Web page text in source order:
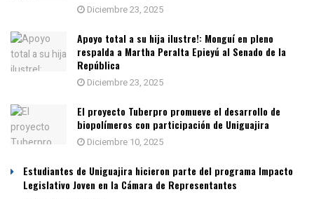
Diciembre 23, 2025
Apoyo total a su hija ilustre!: Monguí en pleno
respalda a Martha Peralta Epieyú al Senado de la
República
Diciembre 23, 2025
El proyecto Tuberpro promueve el desarrollo de
biopolímeros con participación de Uniguajira
Diciembre 10, 2025
Estudiantes de Uniguajira hicieron parte del programa Impacto
Legislativo Joven en la Cámara de Representantes